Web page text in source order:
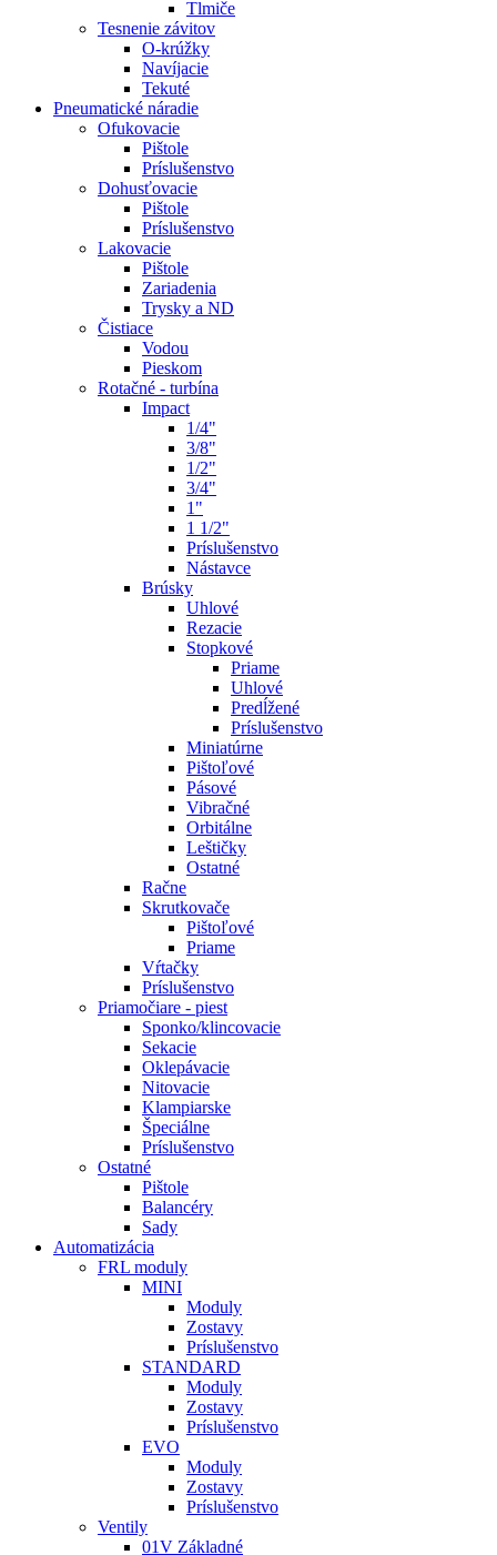
Tlmiče
Tesnenie závitov
O-krúžky
Navíjacie
Tekuté
Pneumatické náradie
Ofukovacie
Pištole
Príslušenstvo
Dohusťovacie
Pištole
Príslušenstvo
Lakovacie
Pištole
Zariadenia
Trysky a ND
Čistiace
Vodou
Pieskom
Rotačné - turbína
Impact
1/4"
3/8"
1/2"
3/4"
1"
1 1/2"
Príslušenstvo
Nástavce
Brúsky
Uhlové
Rezacie
Stopkové
Priame
Uhlové
Predĺžené
Príslušenstvo
Miniatúrne
Pištoľové
Pásové
Vibračné
Orbitálne
Leštičky
Ostatné
Račne
Skrutkovače
Pištoľové
Priame
Vŕtačky
Príslušenstvo
Priamočiare - piest
Sponko/klincovacie
Sekacie
Oklepávacie
Nitovacie
Klampiarske
Špeciálne
Príslušenstvo
Ostatné
Pištole
Balancéry
Sady
Automatizácia
FRL moduly
MINI
Moduly
Zostavy
Príslušenstvo
STANDARD
Moduly
Zostavy
Príslušenstvo
EVO
Moduly
Zostavy
Príslušenstvo
Ventily
01V Základné